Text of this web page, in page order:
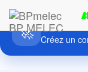
BP MELEC
🚀 Créez un